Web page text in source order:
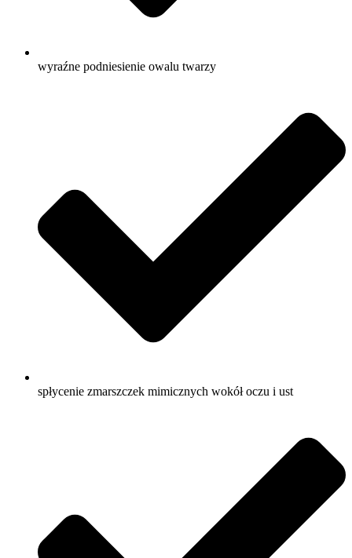
wyraźne podniesienie owalu twarzy
spłycenie zmarszczek mimicznych wokół oczu i ust